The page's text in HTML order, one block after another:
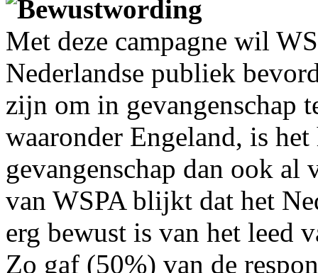
Bewustwording
Met deze campagne wil
Nederlandse publiek
zijn om in gevangenschap
waaronder Engeland, is
gevangenschap dan ook al
van WSPA blijkt dat het
erg bewust is van het leed
Zo gaf (50%) van de